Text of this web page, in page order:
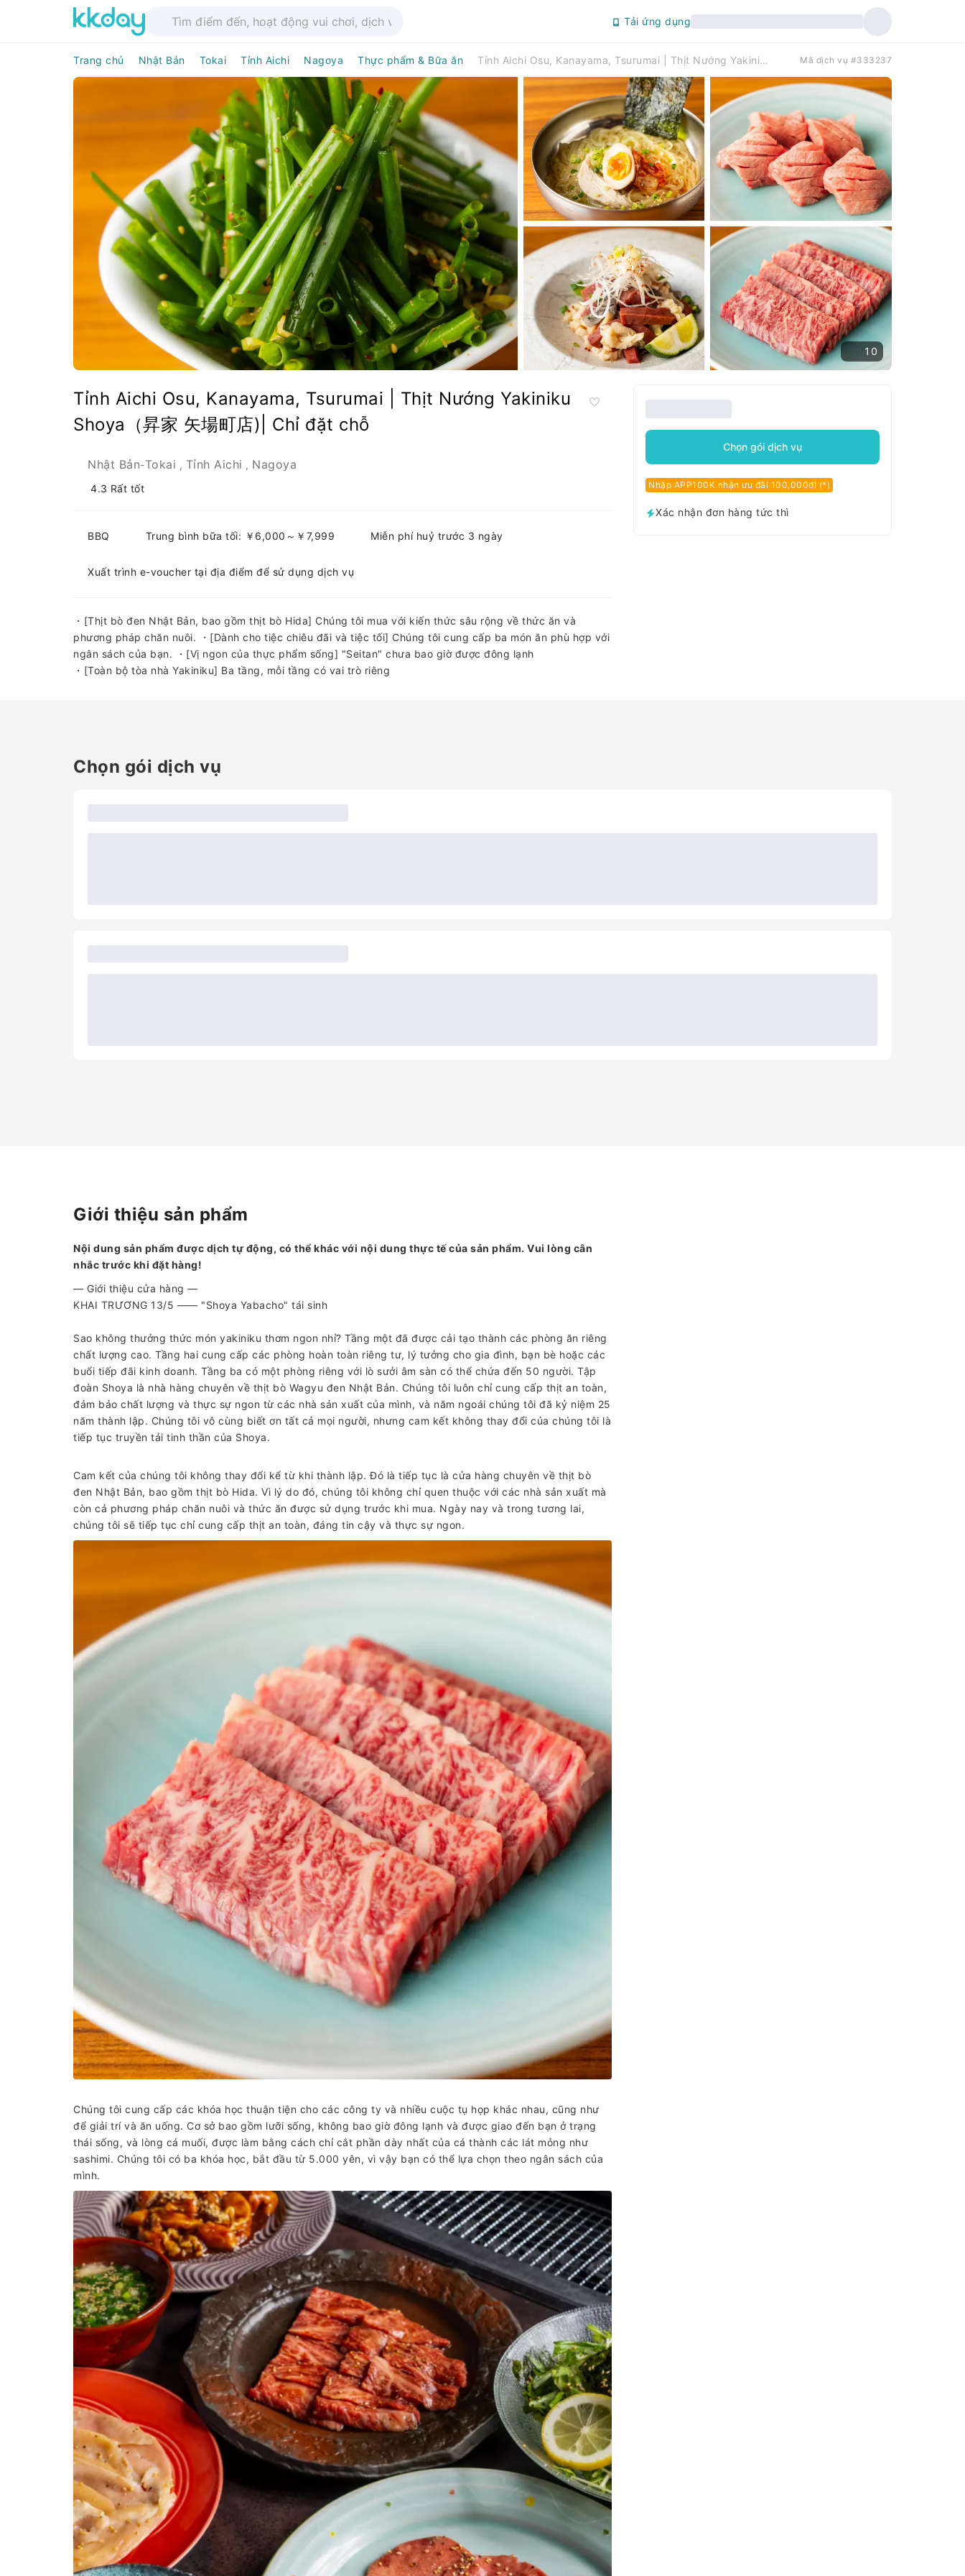
Tải ứng dụng
Trang chủ Nhật Bản Tokai Tỉnh Aichi Nagoya Thực phẩm & Bữa ăn Tỉnh Aichi Osu, Kanayama, Tsurumai | Thịt Nướng Yakiniku Shoya（昇家 矢場町店)| Chỉ đặt chỗ Mã dịch vụ #333237
10
Tỉnh Aichi Osu, Kanayama, Tsurumai | Thịt Nướng Yakiniku
Shoya（昇家 矢場町店)| Chỉ đặt chỗ
Nhật Bản-Tokai , Tỉnh Aichi , Nagoya
4.3 Rất tốt
BBQ Trung bình bữa tối: ￥6,000～￥7,999 Miễn phí huỷ trước 3 ngày
Xuất trình e-voucher tại địa điểm để sử dụng dịch vụ
・[Thịt bò đen Nhật Bản, bao gồm thịt bò Hida] Chúng tôi mua với kiến ​​thức sâu rộng về thức ăn và
phương pháp chăn nuôi. ・[Dành cho tiệc chiêu đãi và tiệc tối] Chúng tôi cung cấp ba món ăn phù hợp với
ngân sách của bạn. ・[Vị ngon của thực phẩm sống] "Seitan" chưa bao giờ được đông lạnh
・[Toàn bộ tòa nhà Yakiniku] Ba tầng, mỗi tầng có vai trò riêng
Chọn gói dịch vụ
Nhập APP100K nhận ưu đãi 100,000đ! (*)
Xác nhận đơn hàng tức thì
Chọn gói dịch vụ
Giới thiệu sản phẩm
Nội dung sản phẩm được dịch tự động, có thể khác với nội dung thực tế của sản phẩm. Vui lòng cân
nhắc trước khi đặt hàng!
— Giới thiệu cửa hàng —
KHAI TRƯƠNG 13/5 ―― "Shoya Yabacho" tái sinh
Sao không thưởng thức món yakiniku thơm ngon nhỉ? Tầng một đã được cải tạo thành các phòng ăn riêng
chất lượng cao. Tầng hai cung cấp các phòng hoàn toàn riêng tư, lý tưởng cho gia đình, bạn bè hoặc các
buổi tiếp đãi kinh doanh. Tầng ba có một phòng riêng với lò sưởi âm sàn có thể chứa đến 50 người. Tập
đoàn Shoya là nhà hàng chuyên về thịt bò Wagyu đen Nhật Bản. Chúng tôi luôn chỉ cung cấp thịt an toàn,
đảm bảo chất lượng và thực sự ngon từ các nhà sản xuất của mình, và năm ngoái chúng tôi đã kỷ niệm 25
năm thành lập. Chúng tôi vô cùng biết ơn tất cả mọi người, nhưng cam kết không thay đổi của chúng tôi là
tiếp tục truyền tải tinh thần của Shoya.
Cam kết của chúng tôi không thay đổi kể từ khi thành lập. Đó là tiếp tục là cửa hàng chuyên về thịt bò
đen Nhật Bản, bao gồm thịt bò Hida. Vì lý do đó, chúng tôi không chỉ quen thuộc với các nhà sản xuất mà
còn cả phương pháp chăn nuôi và thức ăn được sử dụng trước khi mua. Ngày nay và trong tương lai,
chúng tôi sẽ tiếp tục chỉ cung cấp thịt an toàn, đáng tin cậy và thực sự ngon.
Chúng tôi cung cấp các khóa học thuận tiện cho các công ty và nhiều cuộc tụ họp khác nhau, cũng như
để giải trí và ăn uống. Cơ sở bao gồm lưỡi sống, không bao giờ đông lạnh và được giao đến bạn ở trạng
thái sống, và lòng cá muối, được làm bằng cách chỉ cắt phần dày nhất của cá thành các lát mỏng như
sashimi. Chúng tôi có ba khóa học, bắt đầu từ 5.000 yên, vì vậy bạn có thể lựa chọn theo ngân sách của
mình.